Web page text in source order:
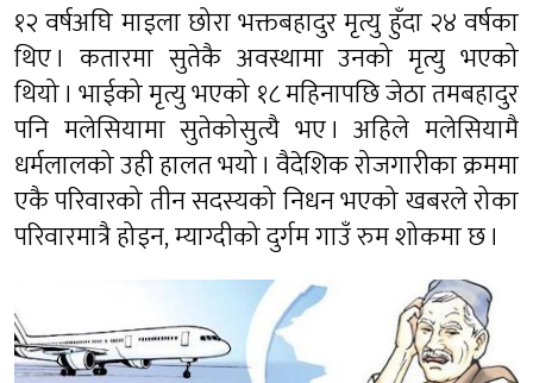
१२ वर्षअघि माइला छोरा भक्तबहादुर मृत्यु हुँदा २४ वर्षका
थिए । कतारमा सुतेकै अवस्थामा उनको मृत्यु भएको
थियो । भाईको मृत्यु भएको १८ महिनापछि जेठा तमबहादुर
पनि मलेसियामा सुतेकोसुत्यै भए । अहिले मलेसियामै
धर्मलालको उही हालत भयो । वैदेशिक रोजगारीका क्रममा
एकै परिवारको तीन सदस्यको निधन भएको खबरले रोका
परिवारमात्रै होइन, म्याग्दीको दुर्गम गाउँ रुम शोकमा छ ।